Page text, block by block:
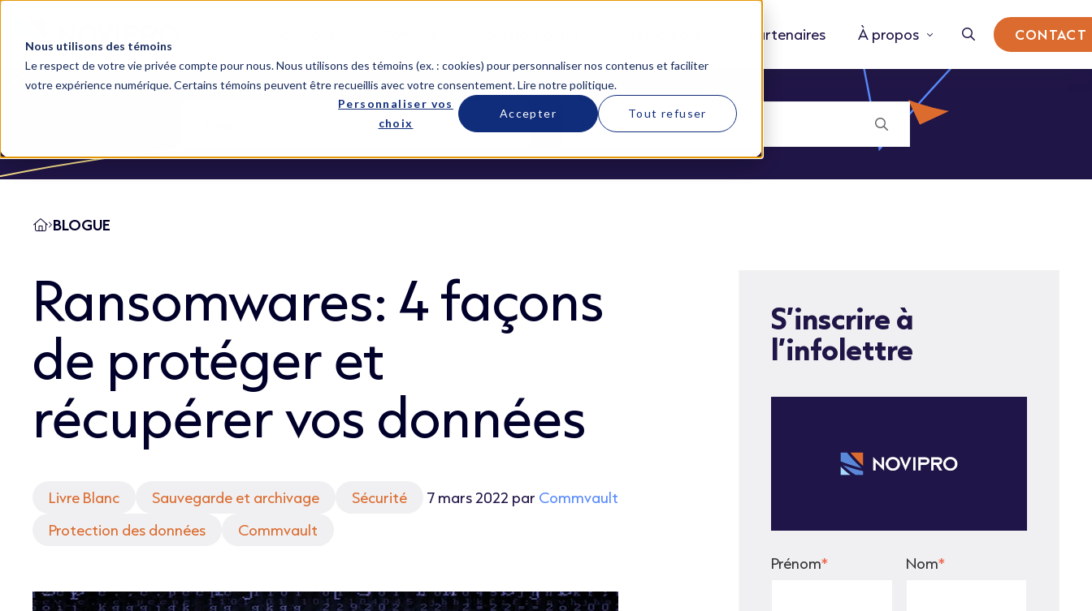
Nous utilisons des témoins
Le respect de votre vie privée compte pour nous. Nous utilisons des témoins (ex. : cookies) pour personnaliser nos contenus et faciliter
votre expérience numérique. Certains témoins peuvent être recueillis avec votre consentement.Lire notre politique.
Personnaliser vos
choix
Accepter Tout refuser
Partenaires À propos CONTACT
BLOGUE
Ransomwares: 4 façons
de protéger et
récupérer vos données
Livre Blanc Sauvegarde et archivage
Sécurité
Protection des données
Commvault
7 mars 2022 par Commvault
S’inscrire à
l’infolettre
Prénom* Nom*